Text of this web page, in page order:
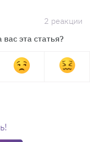
2 реакции
эта статья?